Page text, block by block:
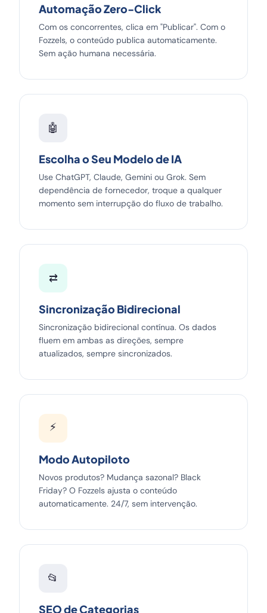
Automação Zero-Click
Com os concorrentes, clica em "Publicar". Com o
Fozzels, o conteúdo publica automaticamente.
Sem ação humana necessária.
🤖
Escolha o Seu Modelo de IA
Use ChatGPT, Claude, Gemini ou Grok. Sem
dependência de fornecedor, troque a qualquer
momento sem interrupção do fluxo de trabalho.
⇄
Sincronização Bidirecional
Sincronização bidirecional contínua. Os dados
fluem em ambas as direções, sempre
atualizados, sempre sincronizados.
⚡
Modo Autopiloto
Novos produtos? Mudança sazonal? Black
Friday? O Fozzels ajusta o conteúdo
automaticamente. 24/7, sem intervenção.
📂
SEO de Categorias